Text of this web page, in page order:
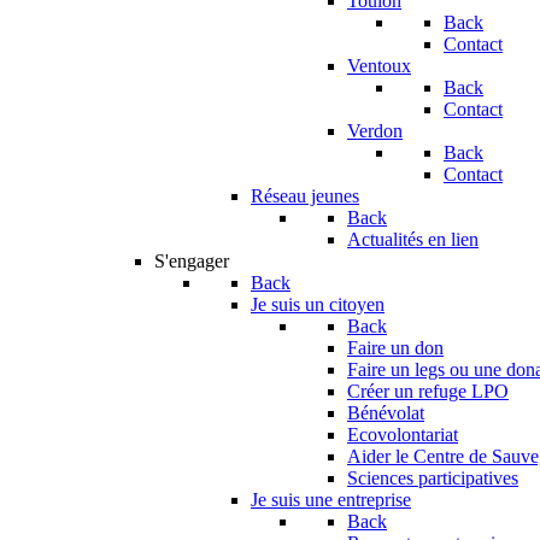
Back
Contact
Ventoux
Back
Contact
Verdon
Back
Contact
Réseau jeunes
Back
Actualités en lien
S'engager
Back
Je suis un citoyen
Back
Faire un don
Faire un legs ou une
Créer un refuge LPO
Bénévolat
Ecovolontariat
Aider le Centre de
Sciences participatives
Je suis une entreprise
Back